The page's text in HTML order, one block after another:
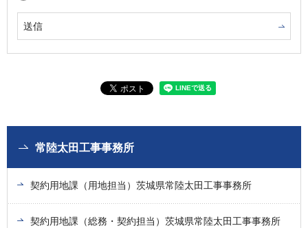
常陸太田工事事務所
契約用地課（用地担当）茨城県常陸太田工事事務所
契約用地課（総務・契約担当）茨城県常陸太田工事事務所